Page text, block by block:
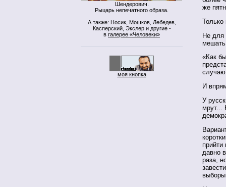
Шендерович.
Рыцарь непечатного образа.
А также: Носик, Мошков, Лебедев,
Касперский, Экслер и другие -
в галерее «Человеки»
моя кнопка
же
Только
Не для
мешать
«Как
случаю
И
У
мрут...
давно
раза,